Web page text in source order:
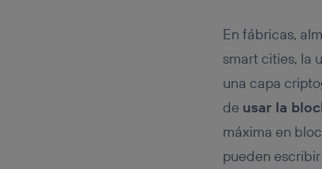
En fábricas,
smart cities, la
una capa
de usar la
máxima en
pueden